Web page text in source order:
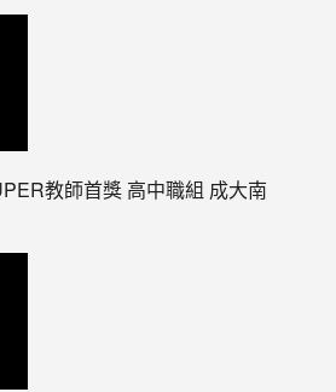
教師首獎 高中職組 成大南